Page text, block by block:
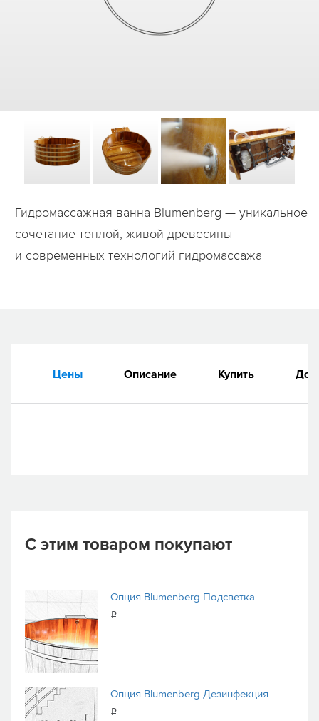
Гидромассажная ванна Blumenberg — уникальное
сочетание теплой, живой древесины
и современных технологий гидромассажа
Цены Описание Купить
С этим товаром покупают
Опция Blumenberg Подсветка
i
Опция Blumenberg Дезинфекция
i